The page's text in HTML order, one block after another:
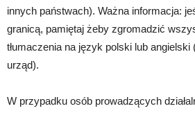
innych państwach). Ważna informacja:
granicą, pamiętaj żeby zgromadzić
tłumaczenia na język polski lub
urząd).
W przypadku osób prowadzących